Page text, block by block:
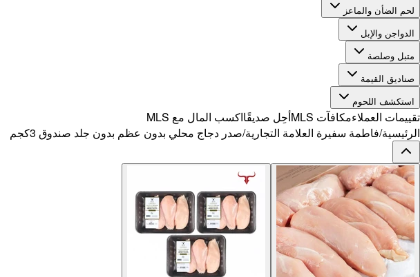
لحم الضأن والماعز
الدواجن والإبل
متبل وصلصة
صناديق القيمة
استكشف اللحوم
تقييمات العملاءمكافآت MLS أحِل صديقًااكسب المال مع MLS
الرئيسية/فاطمة سفيرة العلامة التجارية/صدر دجاج محلي بدون عظم بدون جلد صندوق 3كجم